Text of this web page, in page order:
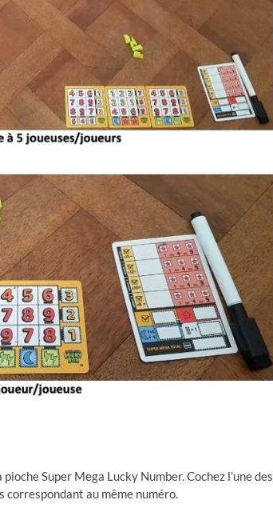
Super Mega Lucky Number. Cochez l’une des
correspondant au même numéro.